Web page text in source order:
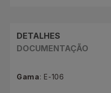
DETALHES
DOCUMENTAÇÃO
Gama: E-106